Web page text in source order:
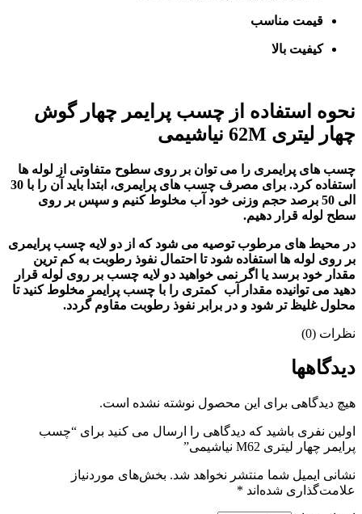
قیمت مناسب
کیفیت بالا
نحوه استفاده از چسب پرایمر چهار گوش
چهار لیتری 62 M نیاشیمی
چسب های پرایمری را می توان بر روی سطوح متفاوتی از لوله ها
استفاده کرد. برای مصرف چسب های پرایمری، ابتدا باید آن را با 30
الی 50 برصد حجم وزنی خود آب مخلوط کنیم و سپس بر روی
سطح لوله قرار دهیم.
در محیط های مرطوب توصیه می شود که از دو لایه چسب پرایمری
بر روی لوله ها استفاده شود تا احتمال نفوذ رطوبت به کم ترین
مقدار خود برسد یا اگر نمی خواهید دو لایه چسب بر روی لوله قرار
دهید می توانیده مقدار آب کمتری را با چسب پرایمر مخلوط کنید تا
محلول غلیظ تر شود و در برابر نفوذ رطوبت مقاوم گردد.
نظرات (0)
دیدگاهها
هیچ دیدگاهی برای این محصول نوشته نشده است.
اولین نفری باشید که دیدگاهی را ارسال می کنید برای “چسب
پرایمر چهار لیتری M62 نیاشیمی”
نشانی ایمیل شما منتشر نخواهد شد. بخش‌های موردنیاز
علامت‌گذاری شده‌اند *